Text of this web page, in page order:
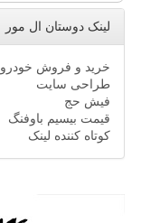
لینک دوستان ال مور
خرید و فروش خودرو
طراحی سایت
فیش حج
قیمت بیسیم باوفنگ
کوتاه کننده لینک